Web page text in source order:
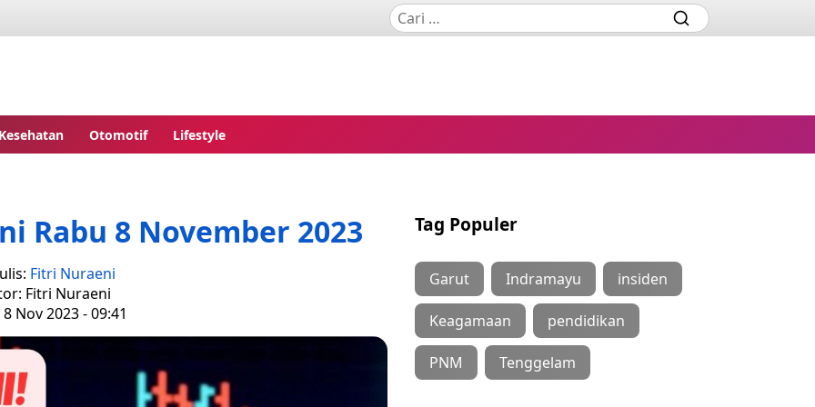
Otomotif Lifestyle
Rabu 8 November 2023
Fitri Nuraeni
Fitri Nuraeni
Nov 2023 - 09:41
Tag Populer
Garut Indramayu insiden
Keagamaan pendidikan
PNM Tenggelam